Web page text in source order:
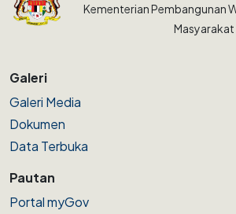
Kementerian Pembangunan
Masyarakat
Galeri
Galeri Media
Dokumen
Data Terbuka
Pautan
Portal myGov